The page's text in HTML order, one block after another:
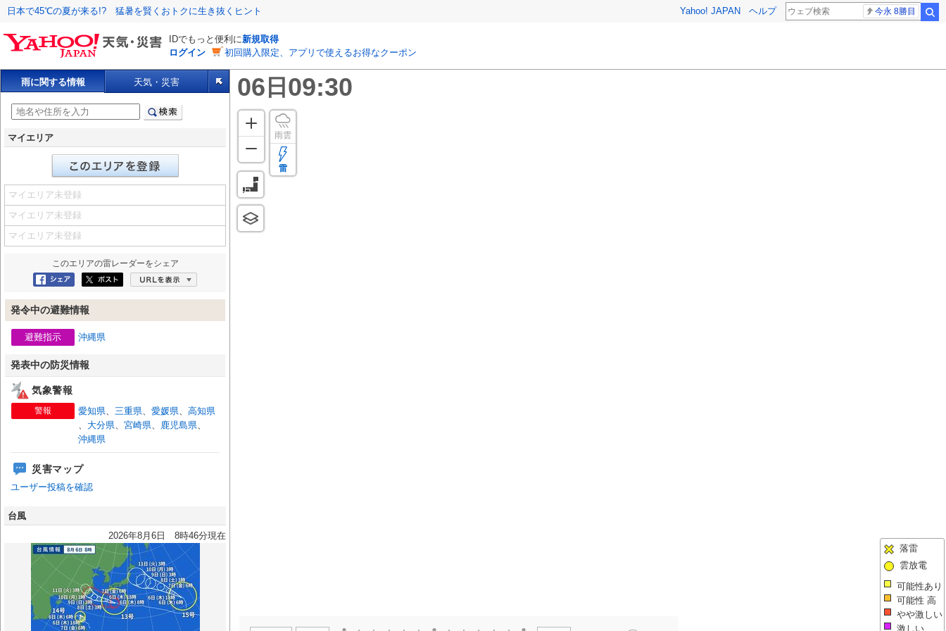
日本で45℃の夏が来る!? 猛暑を賢くおトクに生き抜くヒント Yahoo! JAPAN ヘルプ 今永 8勝目
IDでもっと便利に新規取得
ログイン
初回購入限定、アプリで使えるお得なクーポン
雨に関する情報 天気・災害
マイエリア
マイエリア未登録
マイエリア未登録
マイエリア未登録
このエリアの雷レーダーをシェア
Facebookにシェア
ポスト
発令中の避難情報
避難指示 沖縄県
発表中の防災情報
気象警報
警報 愛知県、 三重県、 愛媛県、 高知県
、 大分県、 宮崎県、 鹿児島県、
沖縄県
災害マップ
ユーザー投稿を確認
台風
2026年8月6日 8時46分現在
雨雲
雷
06 日 09:30
落雷
雲放電
可能性あり
可能性 高
やや激しい
激しい